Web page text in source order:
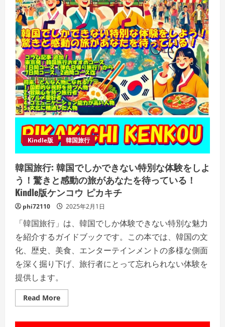
Edition
Kindle版 韓国旅行
韓国旅行: 韓国でしかできない特別な体験をしよ
う！驚きと感動の旅があなたを待っている！
Kindle版ケンコウ ピカキチ
phi72110 2025年2月1日
「韓国旅行」は、韓国でしか体験できない特別な魅力
を紹介するガイドブックです。この本では、韓国の文
化、歴史、美食、エンターテインメントの多様な側面
を深く掘り下げ、旅行者にとって忘れられない体験を
提供します。
Read MoreRead
more